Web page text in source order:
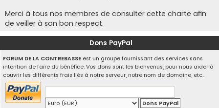
Merci à tous nos membres de consulter cette charte afin
de veiller à son bon respect.
Dons PayPal
FORUM DE LA CONTREBASSE est un groupe fournissant des services sans
intention de faire du bénéfice. Vos dons sont les bienvenus, pour nous aider à
couvrir les différents frais liés à notre serveur, notre nom de domaine, etc..